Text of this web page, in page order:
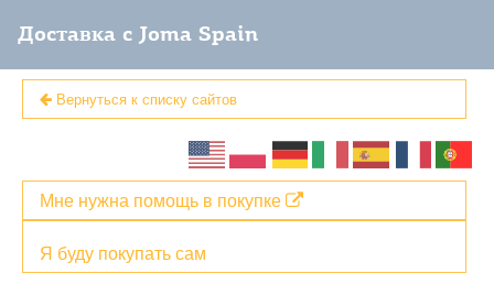
Доставка с Joma Spain
Вернуться к списку сайтов
Я буду покупать сам
Мне нужна помощь в покупке